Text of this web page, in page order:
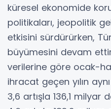
küresel ekonomide
politikaları, jeopolitik
etkisini sürdürürken,
büyümesini devam
verilerine göre ocak-
ihracat geçen yılın
3,6 artışla 136,1